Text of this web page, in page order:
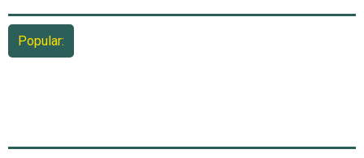
Popular: